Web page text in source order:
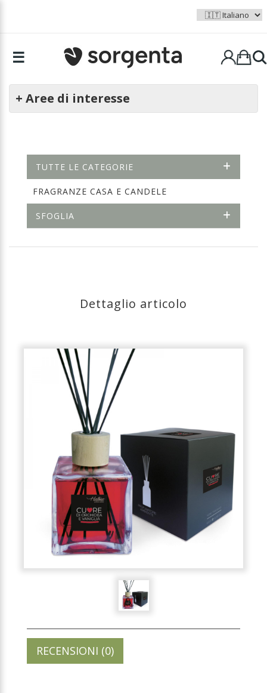
☰
+ Aree di interesse
TUTTE LE CATEGORIE
FRAGRANZE CASA E CANDELE
SFOGLIA
Dettaglio articolo
RECENSIONI (0)